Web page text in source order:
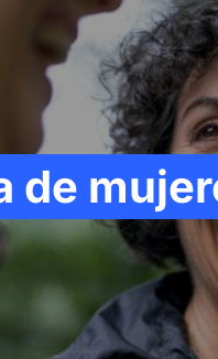
de